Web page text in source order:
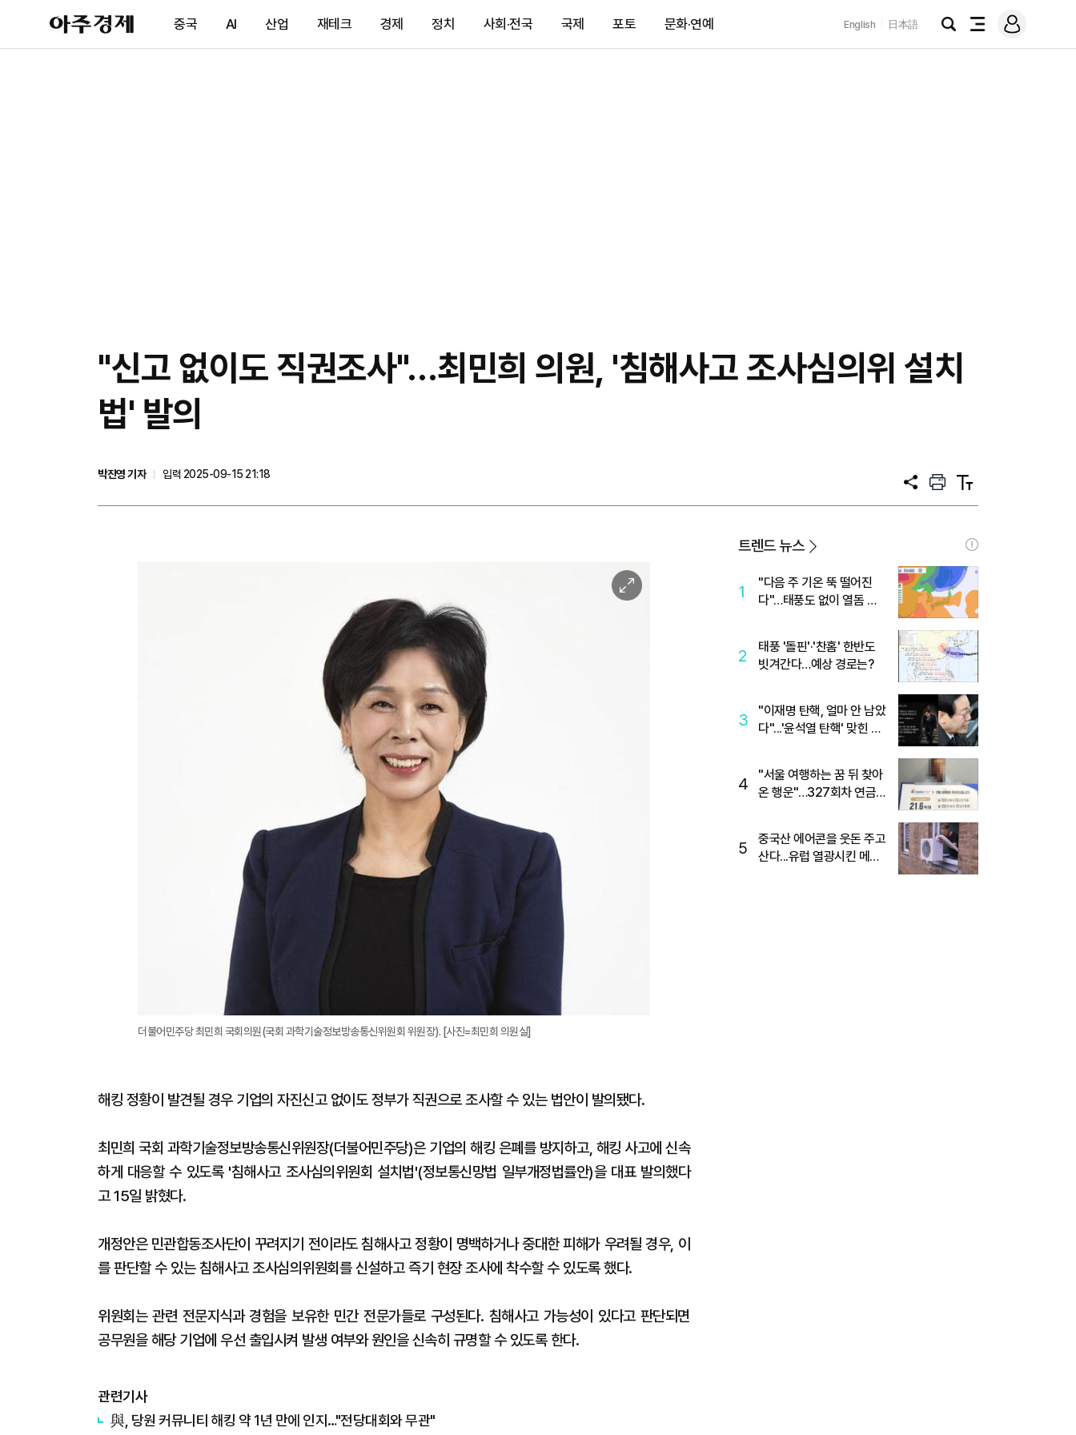
아
주
제
중국 AI 산업 재테크 경제 정치 사회·전국 국제 포토 문화·연예 English 日本語
검
전
메
그
"신고 없이도 직권조사"…최민희 의원, '침해사고 조사심의위 설치
법' 발의
박진영 기자
입력 2025-09-15 21:18
공
프
트
텍
트
이
미
더불어민주당 최민희 국회의원(국회 과학기술정보방송통신위원회 위원장). [사진=최민희 의원실]
해킹 정황이 발견될 경우 기업의 자진신고 없이도 정부가 직권으로 조사할 수 있는 법안이 발의됐다.
최민희 국회 과학기술정보방송통신위원장(더불어민주당)은 기업의 해킹 은폐를 방지하고, 해킹 사고에 신속
하게 대응할 수 있도록 '침해사고 조사심의위원회 설치법'(정보통신망법 일부개정법률안)을 대표 발의했다
고 15일 밝혔다.
개정안은 민관합동조사단이 꾸려지기 전이라도 침해사고 정황이 명백하거나 중대한 피해가 우려될 경우, 이
를 판단할 수 있는 침해사고 조사심의위원회를 신설하고 즉기 현장 조사에 착수할 수 있도록 했다.
위원회는 관련 전문지식과 경험을 보유한 민간 전문가들로 구성된다. 침해사고 가능성이 있다고 판단되면
공무원을 해당 기업에 우선 출입시켜 발생 여부와 원인을 신속히 규명할 수 있도록 한다.
관련기사
與, 당원 커뮤니티 해킹 약 1년 만에 인지…"전당대회와 무관"
트렌드 뉴스
1
"다음 주 기온 뚝 떨어진
다"…태풍도 없이 열돔 박
2
태풍 '돌핀'·'찬홈' 한반도
빗겨간다…예상 경로는?
3
"이재명 탄핵, 얼마 안 남았
다"...'윤석열 탄핵' 맞힌 무
4
"서울 여행하는 꿈 뒤 찾아
온 행운"…327회차 연금
5
중국산 에어콘을 웃돈 주고
산다...유럽 열광시킨 메이